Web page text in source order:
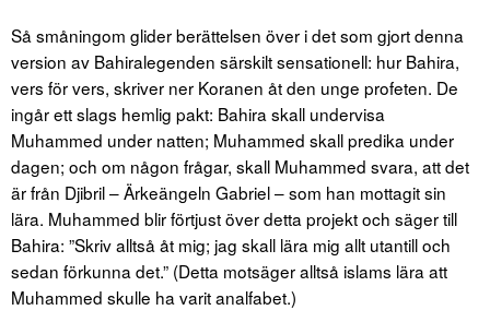
Så småningom glider berättelsen över i det som gjort denna
version av Bahiralegenden särskilt sensationell: hur Bahira,
vers för vers, skriver ner Koranen åt den unge profeten. De
ingår ett slags hemlig pakt: Bahira skall undervisa
Muhammed under natten; Muhammed skall predika under
dagen; och om någon frågar, skall Muhammed svara, att det
är från Djibril – Ärkeängeln Gabriel – som han mottagit sin
lära. Muhammed blir förtjust över detta projekt och säger till
Bahira: ”Skriv alltså åt mig; jag skall lära mig allt utantill och
sedan förkunna det.” (Detta motsäger alltså islams lära att
Muhammed skulle ha varit analfabet.)